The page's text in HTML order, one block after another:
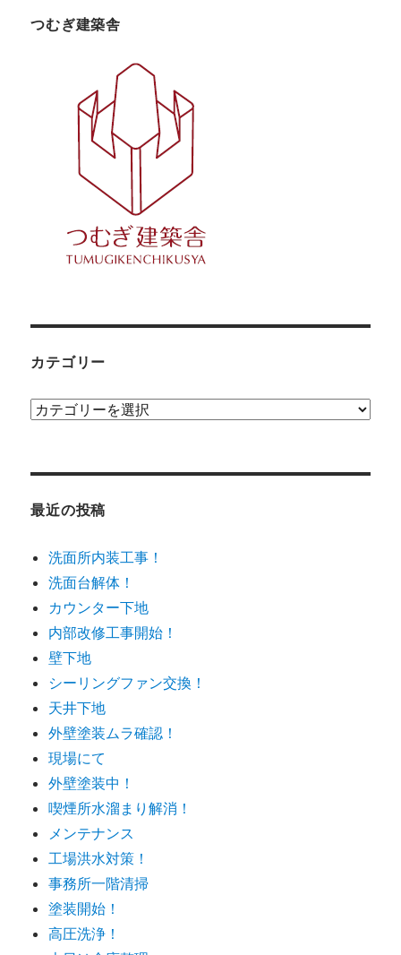
つむぎ建築舎
カテゴリー
カ
ー
最近の投稿
洗面所内装工事！
洗面台解体！
カウンター下地
内部改修工事開始！
壁下地
シーリングファン交換！
天井下地
外壁塗装ムラ確認！
現場にて
外壁塗装中！
喫煙所水溜まり解消！
メンテナンス
工場洪水対策！
事務所一階清掃
塗装開始！
高圧洗浄！